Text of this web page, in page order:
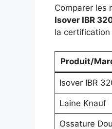
Comparer les
Isover IBR
la
Produit/
Isover IBR
Laine Knauf
Ossature